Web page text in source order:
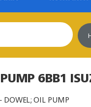
6BB1
DOWEL; OIL PUMP